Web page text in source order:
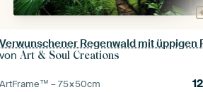
vonArt & Soul Creations
ArtFrame™ –75×50cm